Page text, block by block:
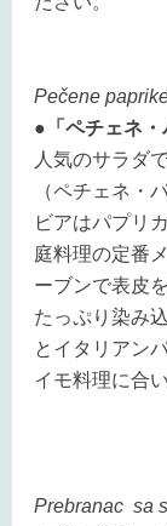
Pečene
●「ペチェネ
人気のサラダ
（ペチェネ・
ビアはパプリ
庭料理の定番
ーブンで表皮
たっぷり染み
とイタリアン
イモ料理に合い
Prebranac sa